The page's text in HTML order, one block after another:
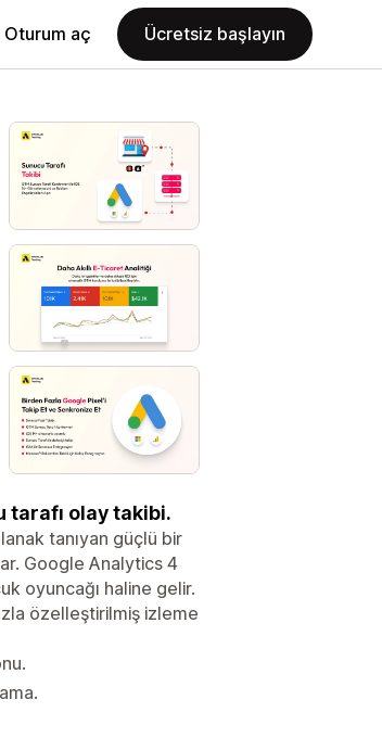
Oturum aç Ücretsiz başlayın
tarafı olay takibi.
tanıyan güçlü bir
Google Analytics 4
oyuncağı haline gelir.
özelleştirilmiş izleme